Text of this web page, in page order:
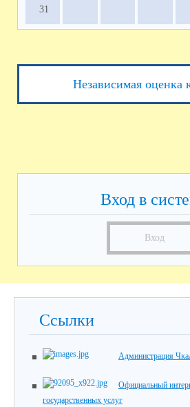
31
Независимая оценка
Вход в
Вход
Ссылки
Администрация
Официальный
государственных услуг